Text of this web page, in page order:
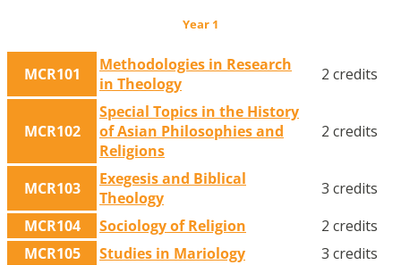
Year 1
MCR101
Methodologies in Research
in Theology
2 credits
MCR102
Special Topics in the History
of Asian Philosophies and
Religions
2 credits
MCR103
Exegesis and Biblical
Theology
3 credits
MCR104
Sociology of Religion
2 credits
MCR105
Studies in Mariology
3 credits